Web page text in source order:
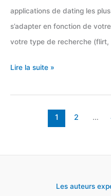
applications de dating les
s’adapter en fonction de
votre type de recherche (flirt,
Site
rencontre
Lire la suite »
1 2 …
Les auteurs